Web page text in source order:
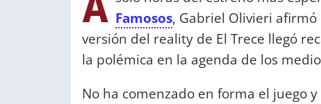
Famosos, Gabriel Olivieri
versión del reality de El Trece llegó
la polémica en la agenda de los
No ha comenzado en forma el juego